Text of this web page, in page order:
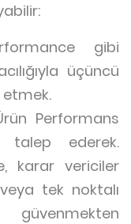
gibi
üçüncü
Performans
talep ederek.
karar vericiler
tek noktalı